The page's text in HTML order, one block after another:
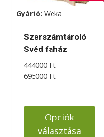
termékoldalon
választhatók
ki
Gyártó: Weka
Szerszámtároló
Svéd faház
444000 Ft –
695000 FtÁrtartomány:
695000 Ft
Opciók
választása